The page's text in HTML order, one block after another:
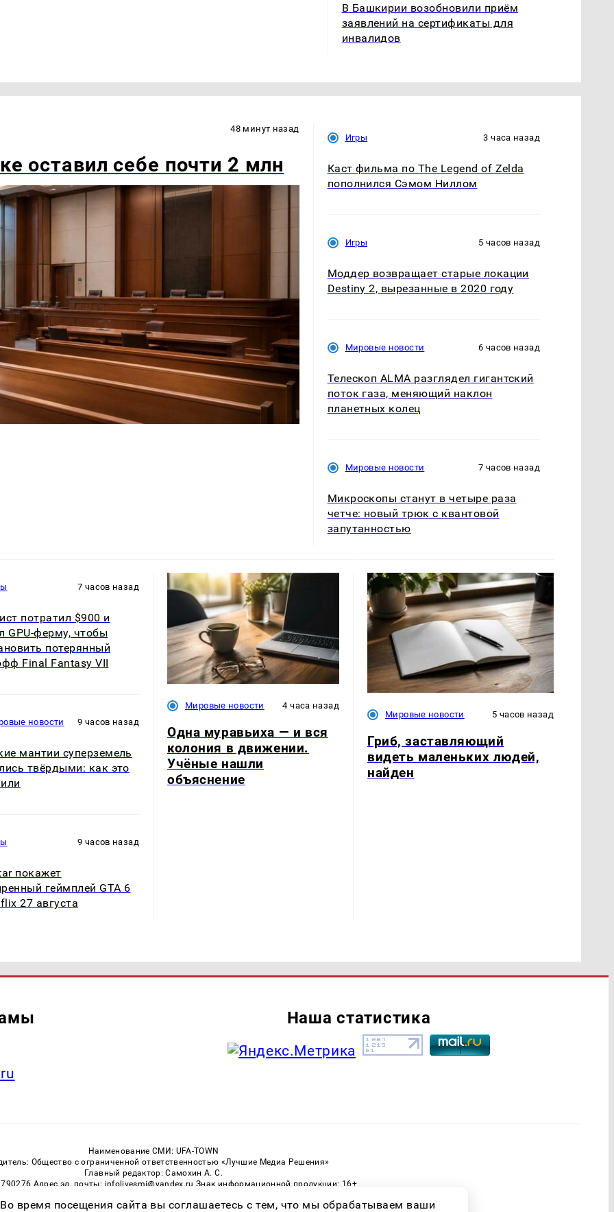
В Башкирии возобновили приём
заявлений на сертификаты для
инвалидов
48 минут назад
оставил себе почти 2 млн
Игры 3 часа назад
Каст фильма по The Legend of Zelda
пополнился Сэмом Ниллом
Игры 5 часов назад
Моддер возвращает старые локации
Destiny 2, вырезанные в 2020 году
Мировые новости 6 часов назад
Телескоп ALMA разглядел гигантский
поток газа, меняющий наклон
планетных колец
Мировые новости 7 часов назад
Микроскопы станут в четыре раза
четче: новый трюк с квантовой
запутанностью
7 часов назад
потратил $900 и
GPU-ферму, чтобы
потерянный
Final Fantasy VII
новости 9 часов назад
мантии суперземель
твёрдыми: как это
9 часов назад
покажет
геймплей GTA 6
27 августа
Мировые новости 4 часа назад
Одна муравьиха — и вся
колония в движении.
Учёные нашли
объяснение
Мировые новости 5 часов назад
Гриб, заставляющий
видеть маленьких людей,
найден
Наша статистика
Наименование СМИ: UFA-TOWN
Общество с ограниченной ответственностью «Лучшие Медиа Решения»
Главный редактор: Самохин А. С.
Адрес эл. почты: infolivesmi@yandex.ru Знак информационной продукции: 16+
Регистрационный номер СМИ ЭЛ № ФС 77 — 81149 от 02.06.2021
время посещения сайта вы соглашаетесь с тем, что мы обрабатываем ваши